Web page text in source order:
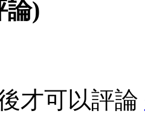
論)
才可以評論